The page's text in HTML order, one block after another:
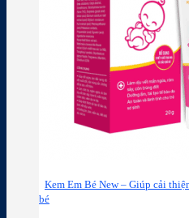
Kem Em Bé New – Giúp cải
bé